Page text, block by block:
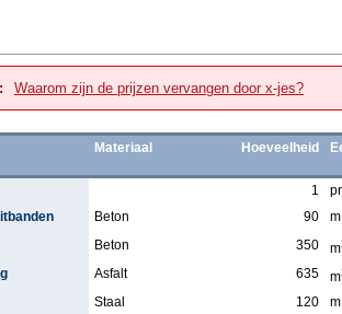
Waarom zijn de prijzen vervangen door x-jes?
Materiaal Hoeveelheid
1
Beton 90
m
Beton 350 m
Asfalt 635 m
Staal 120
m